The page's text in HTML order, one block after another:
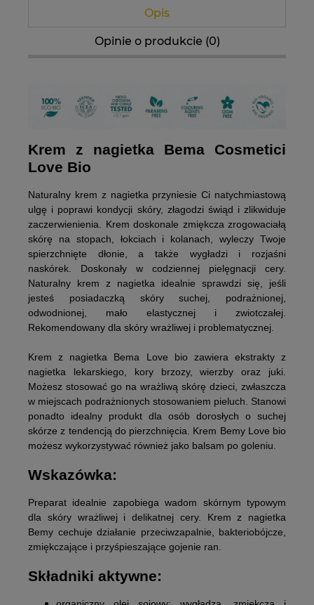
Opis
Opinie o produkcie (0)
Krem z nagietka Bema Cosmetici
Love Bio
Naturalny krem z nagietka przyniesie Ci natychmiastową
ulgę i poprawi kondycji skóry, złagodzi świąd i zlikwiduje
zaczerwienienia. Krem doskonale zmiękcza zrogowaciałą
skórę na stopach, łokciach i kolanach, wyleczy Twoje
spierzchnięte dłonie, a także wygładzi i rozjaśni
naskórek. Doskonały w codziennej pielęgnacji cery.
Naturalny krem z nagietka idealnie sprawdzi się, jeśli
jesteś posiadaczką skóry suchej, podrażnionej,
odwodnionej, mało elastycznej i zwiotczałej.
Rekomendowany dla skóry wrażliwej i problematycznej.
Krem z nagietka Bema Love bio zawiera ekstrakty z
nagietka lekarskiego, kory brzozy, wierzby oraz juki.
Możesz stosować go na wrażliwą skórę dzieci, zwłaszcza
w miejscach podrażnionych stosowaniem pieluch. Stanowi
ponadto idealny produkt dla osób dorosłych o suchej
skórze z tendencją do pierzchnięcia. Krem Bemy Love bio
możesz wykorzystywać również jako balsam po goleniu.
Wskazówka:
Preparat idealnie zapobiega wadom skórnym typowym
dla skóry wrażliwej i delikatnej cery. Krem z nagietka
Bemy cechuje działanie przeciwzapalnie, bakteriobójcze,
zmiękczające i przyśpieszające gojenie ran.
Składniki aktywne: